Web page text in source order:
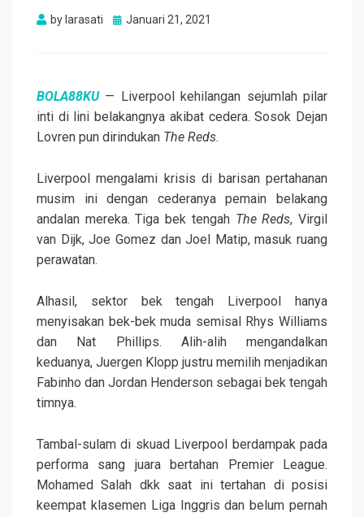
by larasati
Posted
Januari 21, 2021
BOLA88KU— Liverpool kehilangan sejumlah pilar
inti di lini belakangnya akibat cedera. Sosok Dejan
Lovren pun dirindukan The Reds.
Liverpool mengalami krisis di barisan pertahanan
musim ini dengan cederanya pemain belakang
andalan mereka. Tiga bek tengah The Reds, Virgil
van Dijk, Joe Gomez dan Joel Matip, masuk ruang
perawatan.
Alhasil, sektor bek tengah Liverpool hanya
menyisakan bek-bek muda semisal Rhys Williams
dan Nat Phillips. Alih-alih mengandalkan
keduanya, Juergen Klopp justru memilih menjadikan
Fabinho dan Jordan Henderson sebagai bek tengah
timnya.
Tambal-sulam di skuad Liverpool berdampak pada
performa sang juara bertahan Premier League.
Mohamed Salah dkk saat ini tertahan di posisi
keempat klasemen Liga Inggris dan belum pernah